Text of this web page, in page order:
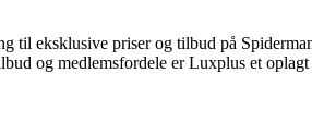
til eksklusive priser og tilbud på
og medlemsfordele er Luxplus et